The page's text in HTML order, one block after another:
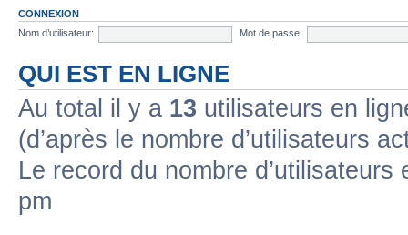
CONNEXION
Nom d’utilisateur:
Mot de passe:
QUI EST EN LIGNE
Au total il y a 13 utilisateurs en
(d’après le nombre d’utilisateurs
Le record du nombre
pm